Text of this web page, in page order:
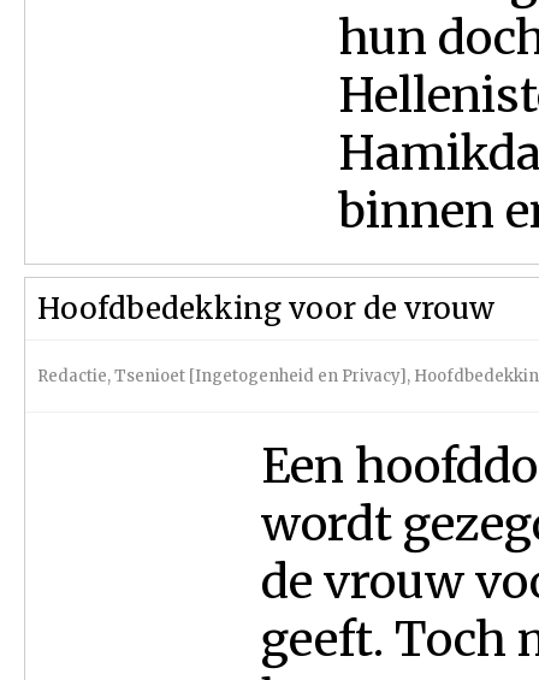
hun
binnen
Hoofdbedekking voor de vrouw
Redactie,Tsenioet [Ingetogenheid en Privacy],
Een
wordt
de vrouw
geeft. Toch